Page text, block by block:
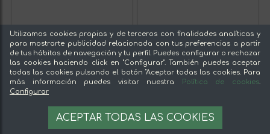
Utilizamos cookies propias y de terceros con finalidades analíticas y
para mostrarte publicidad relacionada con tus preferencias a partir
de tus hábitos de navegación y tu perfil. Puedes configurar o rechazar
las cookies haciendo click en "Configurar". También puedes aceptar
todas las cookies pulsando el botón "Aceptar todas las cookies. Para
más información puedes visitar nuestra
Política de cookies.
Configurar
ACEPTAR TODAS LAS COOKIES